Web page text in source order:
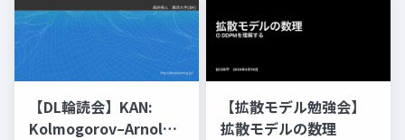
【DL輪読会】KAN:
Kolmogorov–Arnold
【拡散モデル勉強会】
拡散モデルの数理